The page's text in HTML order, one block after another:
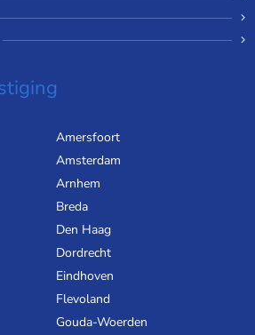
Amersfoort
Amsterdam
Arnhem
Breda
Den Haag
Dordrecht
Eindhoven
Flevoland
Gouda-Woerden